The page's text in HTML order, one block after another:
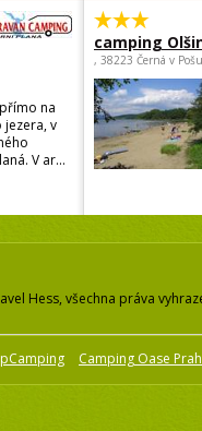
na
jezera, v
V ar...
camping
, 38223 Černá v
Hess, všechna práva
Camping Oase